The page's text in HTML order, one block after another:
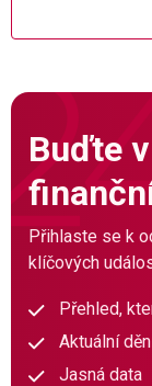
Buďte
Přihlaste se k
klíčových
Přehled,
Aktuální
Jasná data